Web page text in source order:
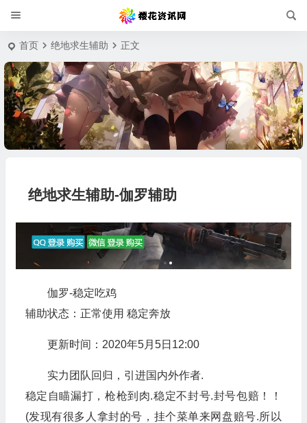
首页 绝地求生辅助 正文
绝地求生辅助-伽罗辅助
伽罗-稳定吃鸡
辅助状态：正常使用 稳定奔放
更新时间：2020年5月5日12:00
实力团队回归，引进国内外作者.
稳定自瞄漏打，枪枪到肉.稳定不封号.封号包赔！！
(发现有很多人拿封的号，挂个菜单来网盘赔号.所以